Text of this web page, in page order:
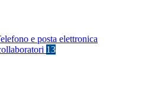
e posta elettronica
13